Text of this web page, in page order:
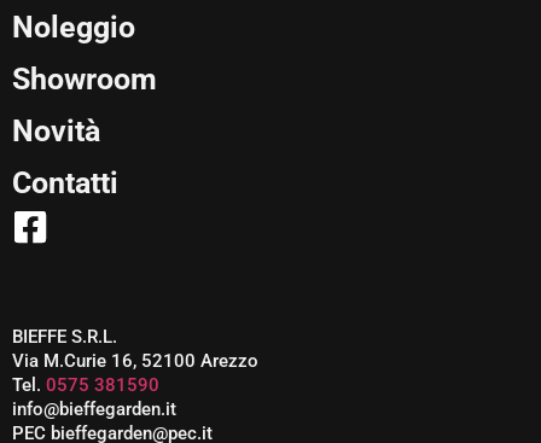
Noleggio
Showroom
Novità
Contatti
BIEFFE S.R.L.
Via M.Curie 16, 52100 Arezzo
Tel. 0575 381590
info@bieffegarden.it
PEC bieffegarden@pec.it